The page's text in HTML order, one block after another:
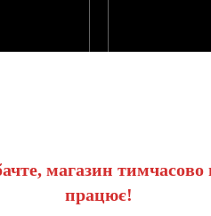
магазин тимчасово
працює!